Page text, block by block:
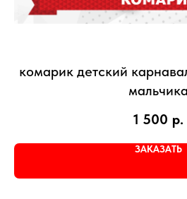
комарик детский
мальчика
1 500 р.
ЗАКАЗАТЬ